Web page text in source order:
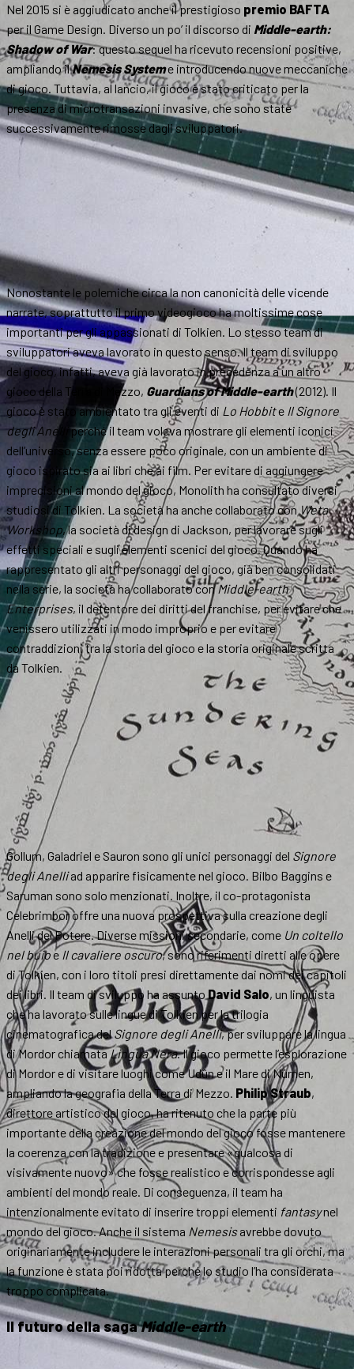
Nel 2015 si è aggiudicato anche il prestigioso premio BAFTA
per il Game Design. Diverso un po’ il discorso di Middle-earth:
Shadow of War: questo sequel ha ricevuto recensioni positive,
ampliando ilNemesis Systeme introducendo nuove meccaniche
di gioco. Tuttavia, al lancio, il gioco è stato criticato per la
presenza di microtransazioni invasive, che sono state
successivamente rimosse dagli sviluppatori.
Nonostante le polemiche circa la non canonicità delle vicende
narrate, soprattutto il primo videogioco ha moltissime cose
importanti per gli appassionati di Tolkien. Lo stesso team di
sviluppatori aveva lavorato in questo senso.Il team di sviluppo
del gioco, infatti, aveva già lavorato in precedenza a un altro
gioco della Terra di Mezzo, Guardians of Middle-earth(2012). Il
gioco è stato ambientato tra gli eventi di Lo Hobbite Il Signore
degli Anelli
perché il team voleva mostrare gli elementi iconici
dell’universo, senza essere poco originale, con un ambiente di
gioco ispirato sia ai libri che ai film. Per evitare di aggiungere
imprecisioni al mondo del gioco, Monolith ha consultato diversi
studiosi di Tolkien. La società ha anche collaborato con Weta
Workshop, la società di design di Jackson, per lavorare sugli
effetti speciali e sugli elementi scenici del gioco. Quando ha
rappresentato gli altri personaggi del gioco, già ben consolidati
nella serie, la società ha collaborato conMiddle-earth
Enterprises, il detentore dei diritti del franchise, per evitare che
venissero utilizzati in modo improprio e per evitare
contraddizioni tra la storia del gioco e la storia originale scritta
da Tolkien.
Gollum, Galadriel e Sauron sono gli unici personaggi del Signore
degli Anelliad apparire fisicamente nel gioco. Bilbo Baggins e
Saruman sono solo menzionati. Inoltre, il co-protagonista
Celebrimbor offre una nuova prospettiva sulla creazione degli
Anelli del Potere. Diverse missioni secondarie, come Un coltello
nel buioe Il cavaliere oscuro, sono riferimenti diretti alle opere
di Tolkien, con i loro titoli presi direttamente dai nomi dei capitoli
dei libri. Il team di sviluppo ha assunto David Salo, un linguista
che ha lavorato sulle lingue di Tolkien per la trilogia
cinematografica delSignore degli Anelli, per sviluppare la lingua
di Mordor chiamataLingua Nera. Il gioco permette l’esplorazione
di Mordor e di visitare luoghi come Udûn e il Mare di Núrnen,
ampliando la geografia della Terra di Mezzo. Philip Straub,
direttore artistico del gioco, ha ritenuto che la parte più
importante della creazione del mondo del gioco fosse mantenere
la coerenza con la tradizione e presentare «qualcosa di
visivamente nuovo» che fosse realistico e corrispondesse agli
ambienti del mondo reale. Di conseguenza, il team ha
intenzionalmente evitato di inserire troppi elementi fantasynel
mondo del gioco. Anche il sistema Nemesisavrebbe dovuto
originariamente includere le interazioni personali tra gli orchi, ma
la funzione è stata poi ridotta perché lo studio l’ha considerata
troppo complicata.
Il futuro della sagaMiddle-earth